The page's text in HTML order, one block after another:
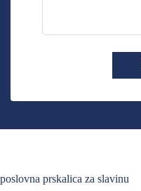
poslovna prskalica za slavinu